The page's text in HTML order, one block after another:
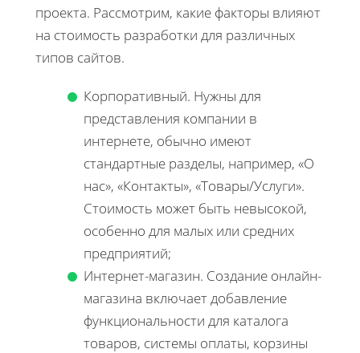
проекта. Рассмотрим, какие факторы влияют
на стоимость разработки для различных
типов сайтов.
Корпоративный. Нужны для
представления компании в
интернете, обычно имеют
стандартные разделы, например, «О
нас», «Контакты», «Товары/Услуги».
Стоимость может быть невысокой,
особенно для малых или средних
предприятий;
Интернет-магазин. Создание онлайн-
магазина включает добавление
функциональности для каталога
товаров, системы оплаты, корзины